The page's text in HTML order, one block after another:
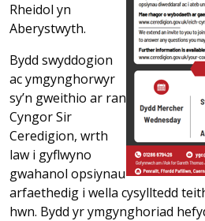
Rheidol yn
Aberystwyth.
Bydd swyddogion
ac ymgynghorwyr
sy’n gweithio ar ran
Cyngor Sir
Ceredigion, wrth
law i gyflwyno
gwahanol opsiynau
arfaethedig i wella cysylltedd
hwn. Bydd yr ymgynghoriad